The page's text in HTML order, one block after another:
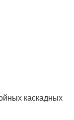
каскадных